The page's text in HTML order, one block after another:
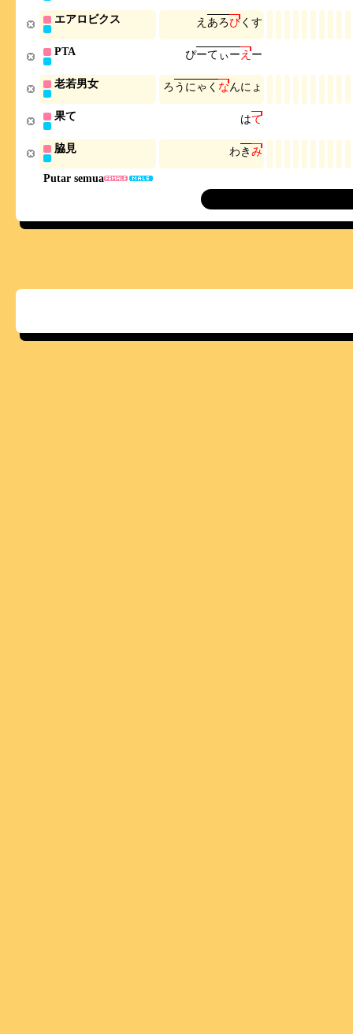
Putar semua
エアロビクス え あろびく す
PTA ぴーてぃーえー
老若男女 ろ う に ゃ く なんに ょ
果て はて
脇見 わきみ